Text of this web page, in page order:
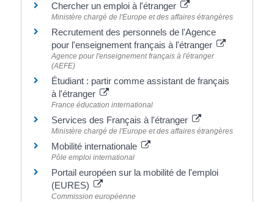
Chercher un emploi à l'étranger
Ministère chargé de l'Europe et des affaires étrangères
Recrutement des personnels de l'Agence
pour l'enseignement français à l'étranger
Agence pour l'enseignement français à l'étranger
(AEFE)
Étudiant : partir comme assistant de français
à l'étranger
France éducation international
Services des Français à l'étranger
Ministère chargé de l'Europe et des affaires étrangères
Mobilité internationale
Pôle emploi international
Portail européen sur la mobilité de l'emploi
(EURES)
Commission européenne